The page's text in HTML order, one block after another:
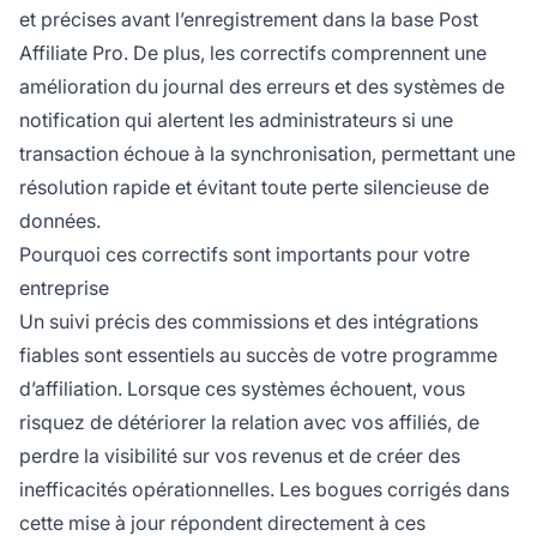
et précises avant l’enregistrement dans la base Post
Affiliate Pro. De plus, les correctifs comprennent une
amélioration du journal des erreurs et des systèmes de
notification qui alertent les administrateurs si une
transaction échoue à la synchronisation, permettant une
résolution rapide et évitant toute perte silencieuse de
données.
Pourquoi ces correctifs sont importants pour votre
entreprise
Un suivi précis des commissions et des intégrations
fiables sont essentiels au succès de votre programme
d’affiliation. Lorsque ces systèmes échouent, vous
risquez de détériorer la relation avec vos affiliés, de
perdre la visibilité sur vos revenus et de créer des
inefficacités opérationnelles. Les bogues corrigés dans
cette mise à jour répondent directement à ces